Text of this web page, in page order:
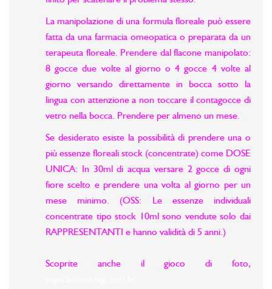
La manipolazione di una formula floreale può essere
fatta da una farmacia omeopatica o preparata da un
terapeuta floreale. Prendere dal flacone manipolato:
8 gocce due volte al giorno o 4 gocce 4 volte al
giorno versando direttamente in bocca sotto la
lingua con attenzione a non toccare il contagocce di
vetro nella bocca. Prendere per almeno un mese.
Se desiderato esiste la possibilità di prendere una o
più essenze floreali stock (concentrate) come DOSE
UNICA: In 30ml di acqua versare 2 gocce di ogni
fiore scelto e prendere una volta al giorno per un
mese minimo. (OSS: Le essenze individuali
concentrate tipo stock 10ml sono vendute solo dai
RAPPRESENTANTI e hanno validità di 5 anni.)
Scoprite anche il gioco di foto,